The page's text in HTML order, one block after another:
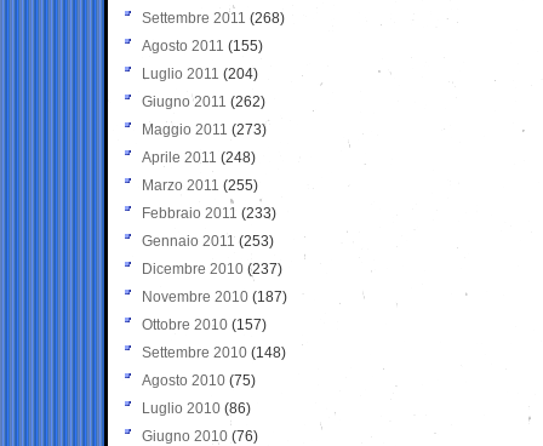
Settembre 2011 (268)
Agosto 2011 (155)
Luglio 2011 (204)
Giugno 2011 (262)
Maggio 2011 (273)
Aprile 2011 (248)
Marzo 2011 (255)
Febbraio 2011 (233)
Gennaio 2011 (253)
Dicembre 2010 (237)
Novembre 2010 (187)
Ottobre 2010 (157)
Settembre 2010 (148)
Agosto 2010 (75)
Luglio 2010 (86)
Giugno 2010 (76)